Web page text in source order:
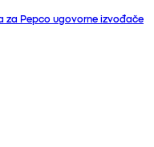
za Pepco ugovorne izvođače